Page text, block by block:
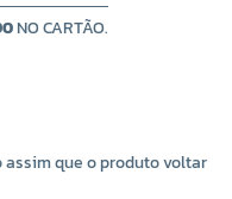
NO CARTÃO.
assim que o produto voltar